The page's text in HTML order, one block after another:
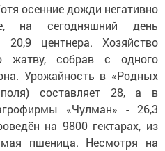
осенние дожди негативно
на сегодняшний день
20,9 центнера. Хозяйство
жатву, собрав с одного
Урожайность в «Родных
поля) составляет 28, а в
«Чулман» - 26,3
на 9800 гектарах, из
пшеница. Несмотря на